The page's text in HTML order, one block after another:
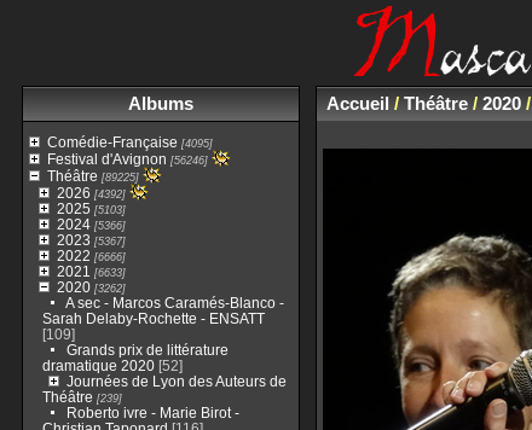
Albums
Comédie-Française [4095]
Festival d'Avignon [56246]
Théâtre [89225]
2026 [4392]
2025 [5103]
2024[5366]
2023 [5367]
2022 [6666]
2021 [6633]
2020[3262]
A sec - Marcos Caramés-Blanco -
Sarah Delaby-Rochette - ENSATT
[109]
Grands prix de littérature
dramatique 2020[52]
Journées de Lyon des Auteurs de
Théâtre [239]
Roberto ivre - Marie Birot -
Accueil/ Théâtre/ 2020/